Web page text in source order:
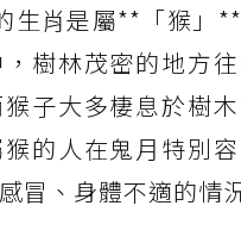
生肖是屬**「猴」**
樹林茂密的地方
子大多棲息於樹
的人在鬼月特別
冒、身體不適的情